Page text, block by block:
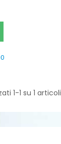
1-1 su 1 articoli